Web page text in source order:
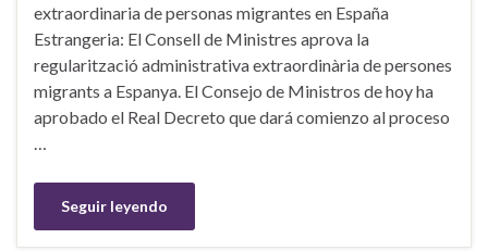
extraordinaria de personas migrantes en España
Estrangeria: El Consell de Ministres aprova la
regularització administrativa extraordinària de persones
migrants a Espanya. El Consejo de Ministros de hoy ha
aprobado el Real Decreto que dará comienzo al proceso
Seguir leyendo